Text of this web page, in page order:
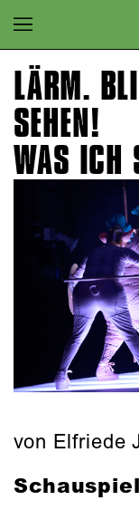
Zur
Zum
Zum Footer
LÄRM.
SEHEN!
WAS ICH
von Elfriede